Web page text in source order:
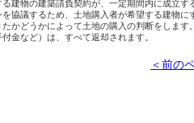
建物の建築請負契約が、一定期間内に成立す
協議するため、土地購入者が希望する建物
かどうかによって土地の購入の判断をしま
金など）は、すべて返却されます。
＜前の